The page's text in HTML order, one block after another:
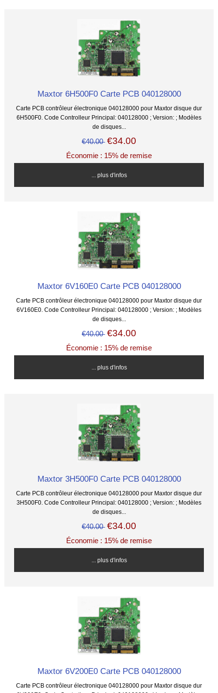
Maxtor 6H500F0 Carte PCB 040128000
Carte PCB contrôleur électronique 040128000 pour Maxtor disque dur
6H500F0. Code Controlleur Principal: 040128000 ; Version: ; Modèles
de disques...
€40.00 €34.00
Économie : 15% de remise
... plus d'infos
Maxtor 6V160E0 Carte PCB 040128000
Carte PCB contrôleur électronique 040128000 pour Maxtor disque dur
6V160E0. Code Controlleur Principal: 040128000 ; Version: ; Modèles
de disques...
€40.00 €34.00
Économie : 15% de remise
... plus d'infos
Maxtor 3H500F0 Carte PCB 040128000
Carte PCB contrôleur électronique 040128000 pour Maxtor disque dur
3H500F0. Code Controlleur Principal: 040128000 ; Version: ; Modèles
de disques...
€40.00 €34.00
Économie : 15% de remise
... plus d'infos
Maxtor 6V200E0 Carte PCB 040128000
Carte PCB contrôleur électronique 040128000 pour Maxtor disque dur